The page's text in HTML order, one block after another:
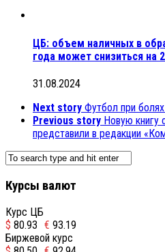
ЦБ: объем наличных в
года может снизиться на
31.08.2024
Next story Футбол при
Previous story Новую книгу
представили в редакции
Курсы валют
Курс ЦБ
$ 80.93 € 93.19
Биржевой курс